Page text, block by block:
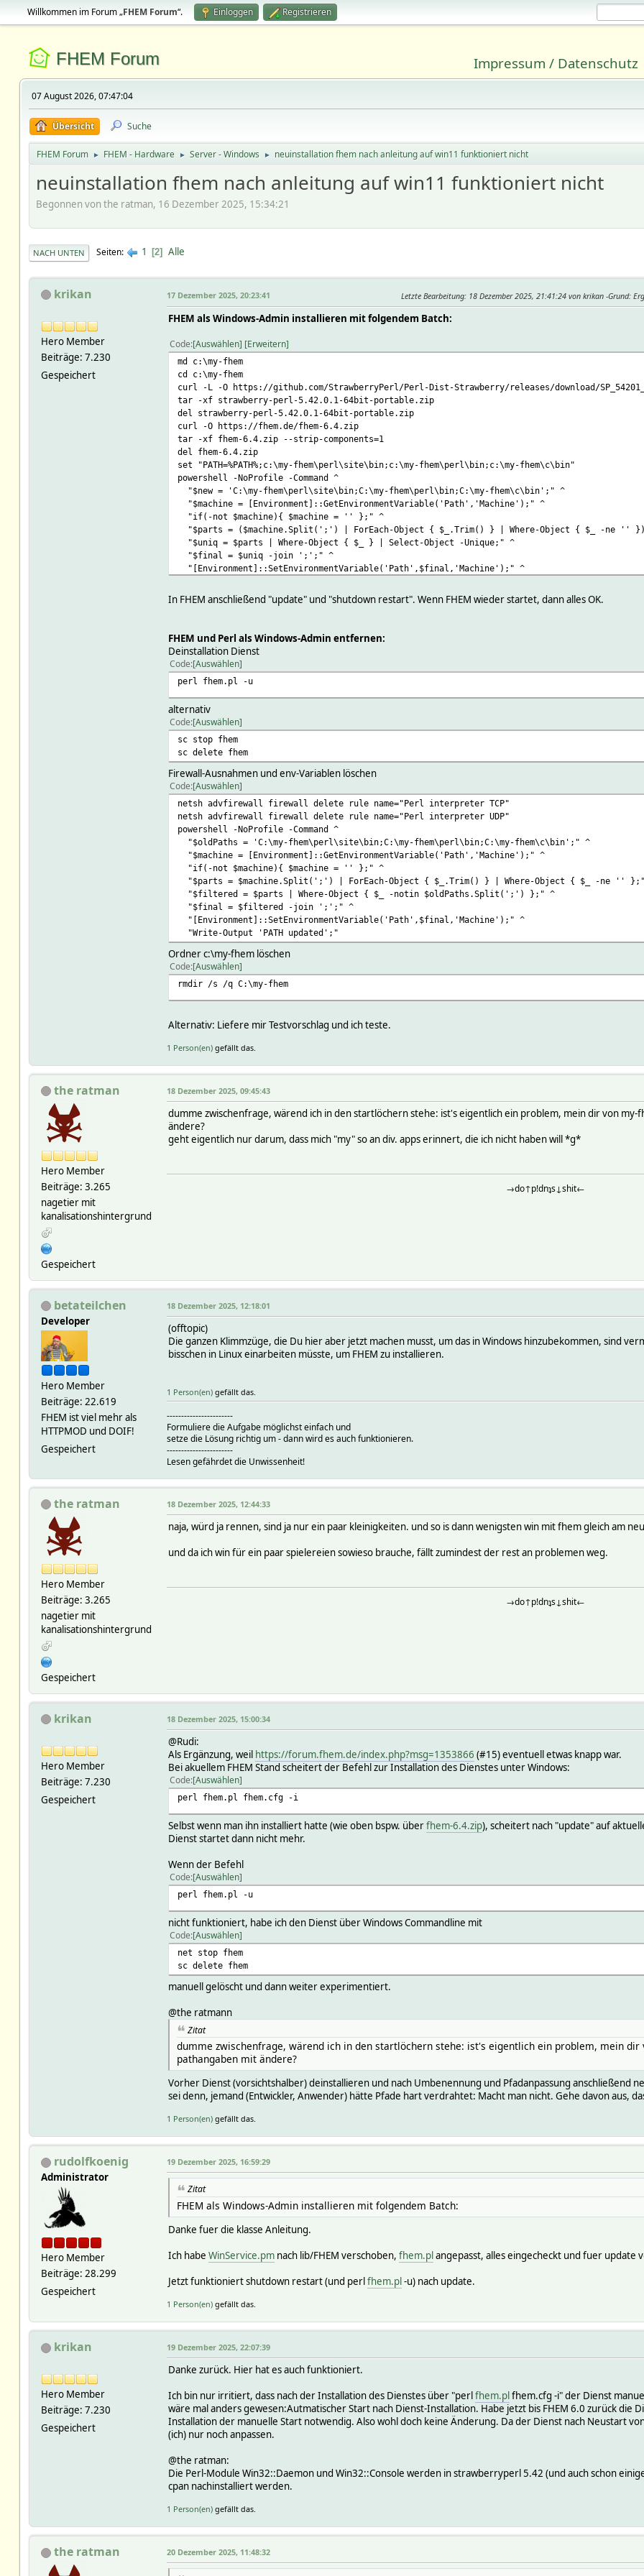
Willkommen im Forum „FHEM Forum“. Einloggen Registrieren
FHEM Forum Impressum / Datenschutz
07 August 2026, 07:47:04
Übersicht Suche
FHEM Forum ► FHEM - Hardware ► Server - Windows ► neuinstallation fhem nach anleitung auf win11 funktioniert nicht
neuinstallation fhem nach anleitung auf win11 funktioniert nicht
Begonnen von the ratman, 16 Dezember 2025, 15:34:21
NACH UNTEN Seiten 1 2 Alle
krikan
Hero Member
Beiträge: 7.230
Gespeichert
17 Dezember 2025, 20:23:41 Letzte Bearbeitung: 18 Dezember 2025, 21:41:24 von krikan Grund:
FHEM als Windows-Admin installieren mit folgendem Batch:
Code Auswählen Erweitern
md c:\my-fhem
cd c:\my-fhem
curl -L -O https://github.com/StrawberryPerl/Perl-Dist-Strawberry/releases/download/
tar -xf strawberry-perl-5.42.0.1-64bit-portable.zip
del strawberry-perl-5.42.0.1-64bit-portable.zip
curl -O https://fhem.de/fhem-6.4.zip
tar -xf fhem-6.4.zip --strip-components=1
del fhem-6.4.zip
set "PATH=%PATH%;c:\my-fhem\perl\site\bin;c:\my-fhem\perl\bin;c:\my-fhem\c\bin"
powershell -NoProfile -Command ^
"$new = 'C:\my-fhem\perl\site\bin;C:\my-fhem\perl\bin;C:\my-fhem\c\bin';" ^
"$machine = [Environment]::GetEnvironmentVariable('Path','Machine');" ^
"if(-not $machine){ $machine = '' };" ^
"$parts = ($machine.Split(';') | ForEach-Object { $_.Trim() } | Where-Object { $_ -ne
"$uniq = $parts | Where-Object { $_ } | Select-Object -Unique;" ^
"$final = $uniq -join ';';" ^
"[Environment]::SetEnvironmentVariable('Path',$final,'Machine');" ^
netsh advfirewall firewall add rule name="Perl interpreter TCP" dir=in action=allow
netsh advfirewall firewall add rule name="Perl interpreter UDP" dir=in action=allow
net start fhem
In FHEM anschließend "update" und "shutdown restart". Wenn FHEM wieder startet, dann alles OK.
FHEM und Perl als Windows-Admin entfernen:
Deinstallation Dienst
Code Auswählen
perl fhem.pl -u
alternativ
Code Auswählen
sc stop fhem
sc delete fhem
Firewall-Ausnahmen und env-Variablen löschen
Code Auswählen
netsh advfirewall firewall delete rule name="Perl interpreter TCP"
netsh advfirewall firewall delete rule name="Perl interpreter UDP"
powershell -NoProfile -Command ^
"$oldPaths = 'C:\my-fhem\perl\site\bin;C:\my-fhem\perl\bin;C:\my-fhem\c\bin';" ^
"$machine = [Environment]::GetEnvironmentVariable('Path','Machine');" ^
"if(-not $machine){ $machine = '' };" ^
"$parts = $machine.Split(';') | ForEach-Object { $_.Trim() } | Where-Object { $_ -ne ''
"$filtered = $parts | Where-Object { $_ -notin $oldPaths.Split(';') };" ^
"$final = $filtered -join ';';" ^
"[Environment]::SetEnvironmentVariable('Path',$final,'Machine');" ^
"Write-Output 'PATH updated';"
Ordner c:\my-fhem löschen
Code Auswählen
rmdir /s /q C:\my-fhem
Alternativ: Liefere mir Testvorschlag und ich teste.
1 Person(en)gefällt das.
the ratman
Hero Member
Beiträge: 3.265
nagetier mit
kanalisationshintergrund
Gespeichert
18 Dezember 2025, 09:45:43
dumme zwischenfrage, wärend ich in den startlöchern stehe: ist's eigentlich ein problem, mein dir von
ändere?
geht eigentlich nur darum, dass mich "my" so an div. apps erinnert, die ich nicht haben will *g*
→do↑p!dnʇs↓shit←
betateilchen
Developer
Hero Member
Beiträge: 22.619
FHEM ist viel mehr als
HTTPMOD und DOIF!
Gespeichert
18 Dezember 2025, 12:18:01
(offtopic)
Die ganzen Klimmzüge, die Du hier aber jetzt machen musst, um das in Windows hinzubekommen, sind
bisschen in Linux einarbeiten müsste, um FHEM zu installieren.
1 Person(en)gefällt das.
-----------------------
Formuliere die Aufgabe möglichst einfach und
setze die Lösung richtig um - dann wird es auch funktionieren.
-----------------------
Lesen gefährdet die Unwissenheit!
the ratman
Hero Member
Beiträge: 3.265
nagetier mit
kanalisationshintergrund
Gespeichert
18 Dezember 2025, 12:44:33
naja, würd ja rennen, sind ja nur ein paar kleinigkeiten. und so is dann wenigsten win mit fhem gleich am
und da ich win für ein paar spielereien sowieso brauche, fällt zumindest der rest an problemen weg.
→do↑p!dnʇs↓shit←
krikan
Hero Member
Beiträge: 7.230
Gespeichert
18 Dezember 2025, 15:00:34
@Rudi:
Als Ergänzung, weil https://forum.fhem.de/index.php?msg=1353866 (#15) eventuell etwas knapp war.
Bei akuellem FHEM Stand scheitert der Befehl zur Installation des Dienstes unter Windows:
Code Auswählen
perl fhem.pl fhem.cfg -i
Selbst wenn man ihn installiert hatte (wie oben bspw. überfhem-6.4.zip), scheitert nach "update" auf
Dienst startet dann nicht mehr.
Wenn der Befehl
Code Auswählen
perl fhem.pl -u
nicht funktioniert, habe ich den Dienst über Windows Commandline mit
Code Auswählen
net stop fhem
sc delete fhem
manuell gelöscht und dann weiter experimentiert.
@the ratmann
Zitat
dumme zwischenfrage, wärend ich in den startlöchern stehe: ist's eigentlich ein problem, mein dir
pathangaben mit ändere?
Vorher Dienst (vorsichtshalber) deinstallieren und nach Umbenennung und Pfadanpassung anschließend
sei denn, jemand (Entwickler, Anwender) hätte Pfade hart verdrahtet: Macht man nicht. Gehe davon aus,
1 Person(en)gefällt das.
rudolfkoenig
Administrator
Hero Member
Beiträge: 28.299
Gespeichert
19 Dezember 2025, 16:59:29
Zitat
FHEM als Windows-Admin installieren mit folgendem Batch:
Danke fuer die klasse Anleitung.
Ich habe WinService.pmnach lib/FHEM verschoben, fhem.plangepasst, alles eingecheckt und fuer
Jetzt funktioniert shutdown restart (und perlfhem.pl-u) nach update.
1 Person(en)gefällt das.
krikan
Hero Member
Beiträge: 7.230
Gespeichert
19 Dezember 2025, 22:07:39
Danke zurück. Hier hat es auch funktioniert.
Ich bin nur irritiert, dass nach der Installation des Dienstes über "perlfhem.plfhem.cfg -i" der Dienst
wäre mal anders gewesen:Autmatischer Start nach Dienst-Installation. Habe jetzt bis FHEM 6.0 zurück
Installation der manuelle Start notwendig. Also wohl doch keine Änderung. Da der Dienst nach Neustart
(ich) nur noch anpassen.
@the ratman:
Die Perl-Module Win32::Daemon und Win32::Console werden in strawberryperl 5.42 (und auch schon
cpan nachinstalliert werden.
1 Person(en)gefällt das.
the ratman 20 Dezember 2025, 11:48:32